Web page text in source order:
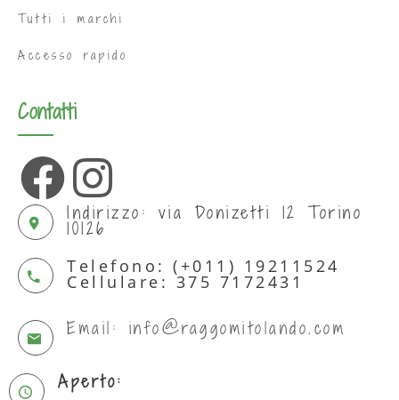
Tutti i marchi
Accesso rapido
Contatti
Indirizzo: via Donizetti 12 Torino
10126
Telefono: (+011) 19211524
Cellulare: 375 7172431
Email: info@raggomitolando.com
Aperto: